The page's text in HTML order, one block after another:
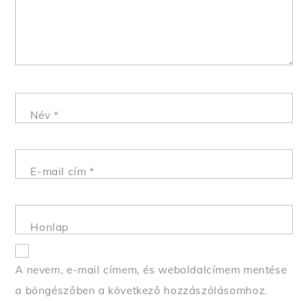
Név *
E-mail cím*
Honlap
A nevem, e-mail címem, és weboldalcímem mentése
a böngészőben a következő hozzászólásomhoz.